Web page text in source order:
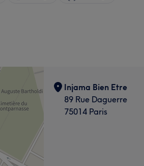
Injama Bien Etre
89 Rue Daguerre
75014 Paris